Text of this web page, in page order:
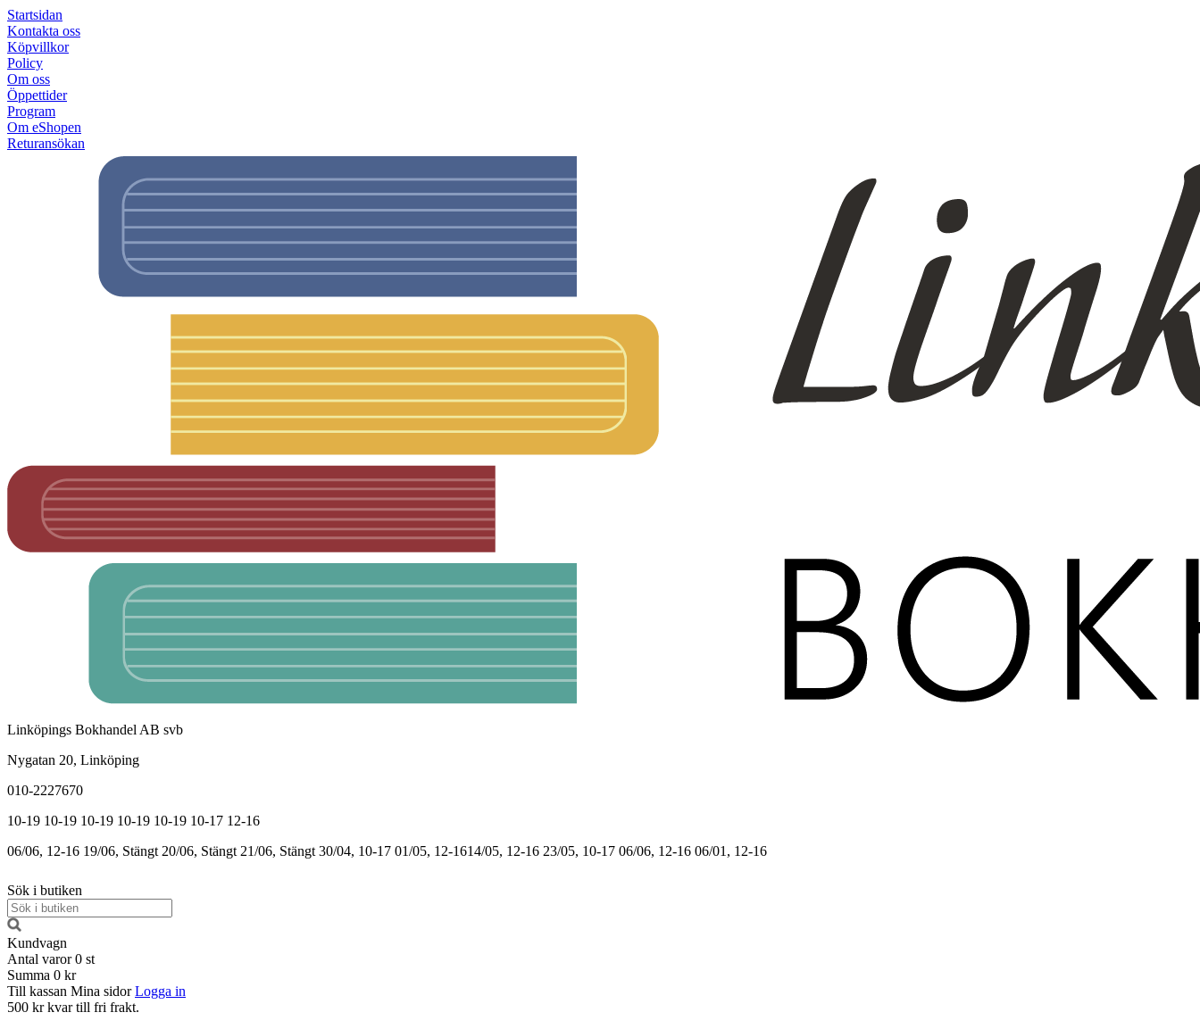
Startsidan
Kontakta oss
Köpvillkor
Policy
Om oss
Öppettider
Program
Om eShopen
Returansökan
Linköpings Bokhandel AB svb
Nygatan 20, Linköping
010-2227670
10-19 10-19 10-19 10-19 10-19 10-17 12-16
06/06, 12-16 19/06, Stängt 20/06, Stängt 21/06, Stängt 30/04, 10-17 01/05, 12-1614/05, 12-16 23/05, 10-17 06/06, 12-16 06/01, 12-16
Sök i butiken
Kundvagn
Antal varor 0 st
Summa 0 kr
Till kassan Mina sidor Logga in
500 kr kvar till fri frakt.